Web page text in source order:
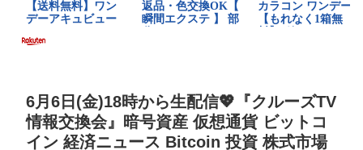
6月6日(金)18時から生配信💖『クルーズTV
情報交換会』暗号資産 仮想通貨 ビットコ
イン 経済ニュース Bitcoin 投資 株式市場